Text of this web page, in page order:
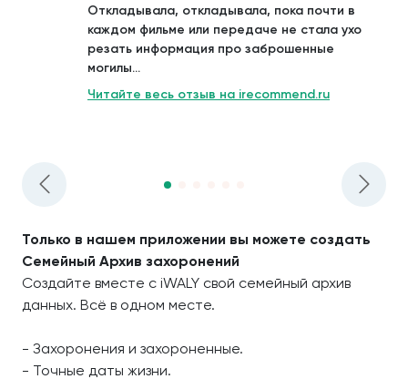
Откладывала, откладывала, пока почти в
каждом фильме или передаче не стала ухо
резать информация про заброшенные
могилы...
Читайте весь отзыв на irecommend.ru
Только в нашем приложении вы можете создать
Семейный Архив захоронений
Создайте вместе с iWALY свой семейный архив
данных. Всё в одном месте.
- Захоронения и захороненные.
- Точные даты жизни.